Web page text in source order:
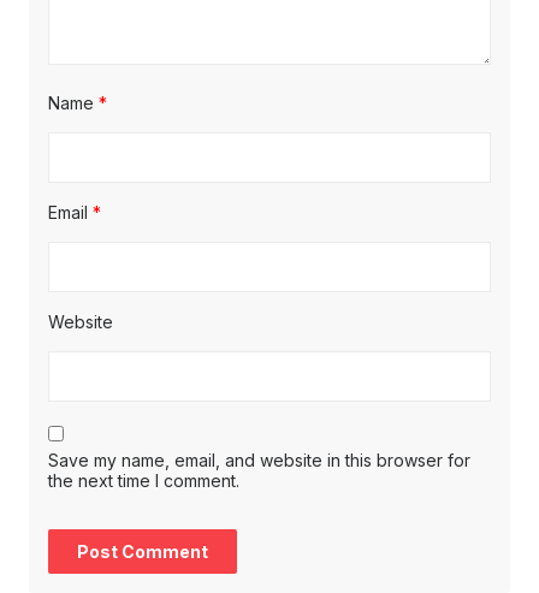
Name *
Email *
Website
Save my name, email, and website in this browser for
the next time I comment.